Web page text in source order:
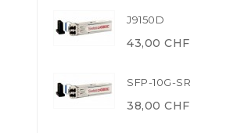
J9150D
43,00 CHF
SFP-10G-SR
38,00 CHF